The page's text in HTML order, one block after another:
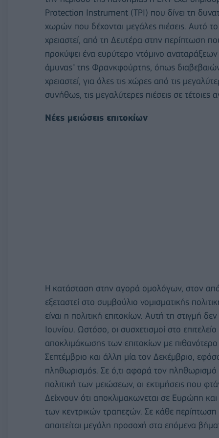
Protection Instrument (TPI) που δίνει τη
χωρών που δέχονται μεγάλες πιέσεις. Αυτό
χρειαστεί, από τη Δευτέρα στην περίπτωση
προκύψει ένα ευρύτερο ντόμινο
άμυνας" της Φρανκφούρτης, όπως
χρειαστεί, για όλες τις χώρες από τις
συνήθως, τις μεγαλύτερες πιέσεις σε τέτοιες
Νέες μειώσεις επιτοκίων
Η κατάσταση στην αγορά ομολόγων, στον
εξεταστεί στο συμβούλιο νομισματικής
είναι η πολιτική επιτοκίων. Αυτή τη στιγμή
Ιουνίου. Ωστόσο, οι συσχετισμοί στο
αποκλιμάκωσης των επιτοκίων με
Σεπτέμβριο και άλλη μία τον Δεκέμβριο,
πληθωρισμός. Σε ό,τι αφορά τον πληθωρισμό
πολιτική των μειώσεων, οι εκτιμήσεις που
Δείχνουν ότι αποκλιμακωνεται σε Ευρώπη και
των κεντρικών τραπεζών. Σε κάθε
απαιτείται μεγάλη προσοχή στα επόμενα